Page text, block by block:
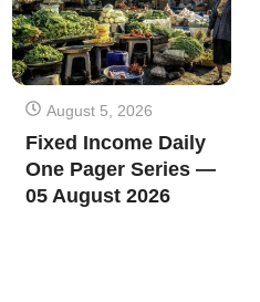
August 5, 2026
Fixed Income Daily
One Pager Series —
05 August 2026